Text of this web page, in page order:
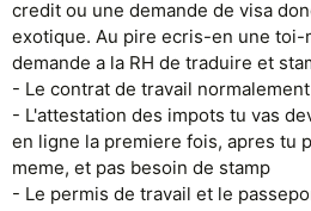
credit ou une demande de visa
exotique. Au pire ecris-en une toi-
demande a la RH de traduire et
- Le contrat de travail
- L'attestation des impots tu vas
en ligne la premiere fois, apres tu
meme, et pas besoin de stamp
- Le permis de travail et le